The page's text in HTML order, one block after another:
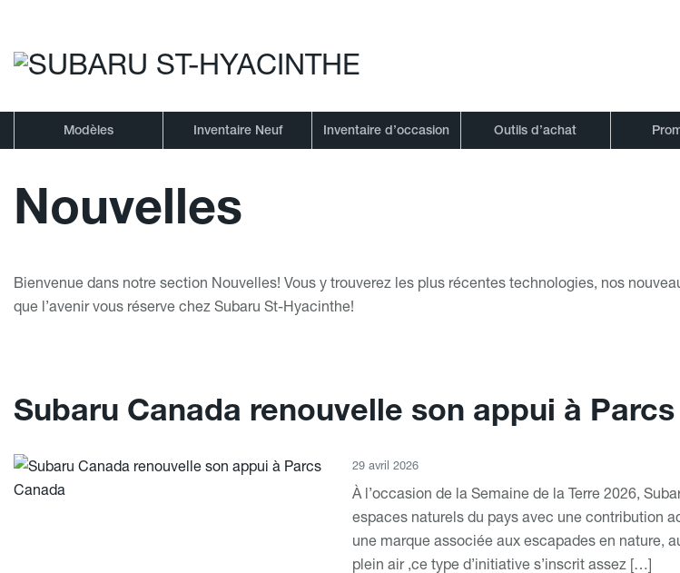
Modèles Inventaire Neuf Inventaire d’occasion Outils d’achat
Nouvelles
Bienvenue dans notre section Nouvelles! Vous y trouverez les plus récentes technologies, nos
que l’avenir vous réserve chez Subaru St-Hyacinthe!
Subaru Canada renouvelle son appui à
29 avril 2026
À l’occasion de la Semaine de la Terre 2026,
espaces naturels du pays avec une contribution
une marque associée aux escapades en nature,
plein air ,ce type d’initiative s’inscrit assez […]